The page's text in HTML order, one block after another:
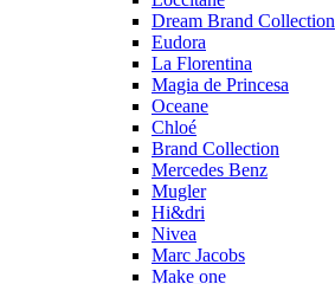
Dream Brand Collection
Eudora
La Florentina
Magia de Princesa
Oceane
Chloé
Brand Collection
Mercedes Benz
Mugler
Hi&dri
Nivea
Marc Jacobs
Make one